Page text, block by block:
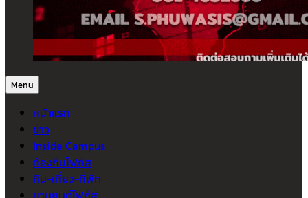
Menu
หน้าแรก
ข่าว
Inside Campus
ท้องถิ่นโฟกัส
กิน-เที่ยว-ที่พัก